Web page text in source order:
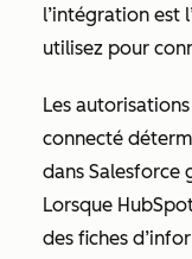
l’intégration est
utilisez pour
Les
connecté
dans Salesforce
Lorsque
des fiches